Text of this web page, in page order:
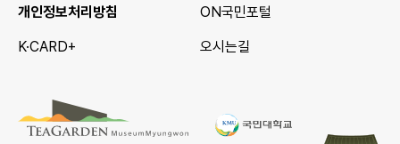
개인정보처리방침 ON국민포털
K·CARD+ 오시는길